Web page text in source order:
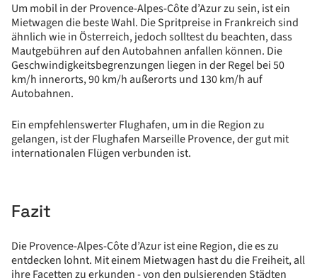
Um mobil in der Provence-Alpes-Côte d’Azur zu sein, ist ein
Mietwagen die beste Wahl. Die Spritpreise in Frankreich sind
ähnlich wie in Österreich, jedoch solltest du beachten, dass
Mautgebühren auf den Autobahnen anfallen können. Die
Geschwindigkeitsbegrenzungen liegen in der Regel bei 50
km/h innerorts, 90 km/h außerorts und 130 km/h auf
Autobahnen.
Ein empfehlenswerter Flughafen, um in die Region zu
gelangen, ist der Flughafen Marseille Provence, der gut mit
internationalen Flügen verbunden ist.
Fazit
Die Provence-Alpes-Côte d’Azur ist eine Region, die es zu
entdecken lohnt. Mit einem Mietwagen hast du die Freiheit, all
ihre Facetten zu erkunden - von den pulsierenden Städten